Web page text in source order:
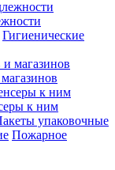
Гигиенические
к ним
упаковочные
Пожарное